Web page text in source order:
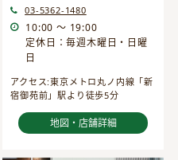
03-5362-1480
10:00 ～ 19:00
定休日：毎週木曜日・日曜
日
アクセス:東京メトロ丸ノ内線「新
宿御苑前」駅より徒歩5分
地図・店舗詳細